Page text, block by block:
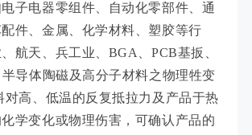
子电器零组件、自动化零部件、通
件、金属、化学材料、塑胶等行
航天、兵工业、BGA、PCB基扳、
导体陶磁及高分子材料之物理牲变
对高、低温的反复抵拉力及产品于热
学变化或物理伤害，可确认产品的